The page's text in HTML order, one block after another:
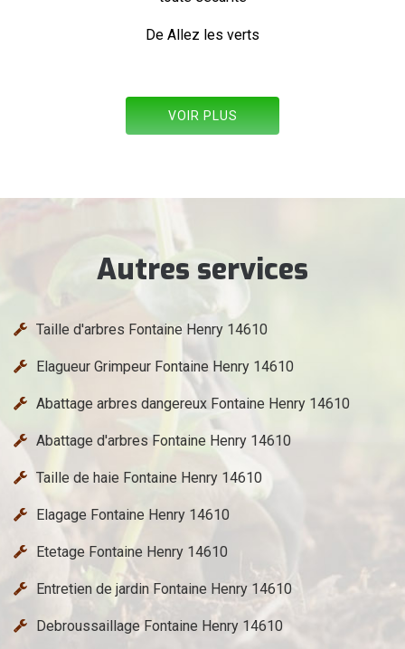
VOIR PLUS
Autres services
Taille d'arbres Fontaine Henry 14610
Elagueur Grimpeur Fontaine Henry 14610
Abattage arbres dangereux Fontaine Henry 14610
Abattage d'arbres Fontaine Henry 14610
Taille de haie Fontaine Henry 14610
Elagage Fontaine Henry 14610
Etetage Fontaine Henry 14610
Entretien de jardin Fontaine Henry 14610
Debroussaillage Fontaine Henry 14610